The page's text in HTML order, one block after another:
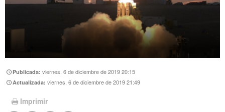
Publicada:viernes, 6 de diciembre de 2019 20:15
Actualizada:viernes, 6 de diciembre de 2019 21:49
Imprimir